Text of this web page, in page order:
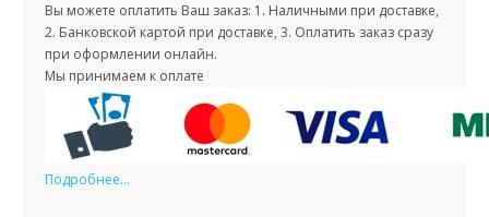
Вы можете оплатить Ваш заказ: 1. Наличными при доставке,
2. Банковской картой при доставке, 3. Оплатить заказ сразу
при оформлении онлайн.
Мы принимаем к оплате
Подробнее...